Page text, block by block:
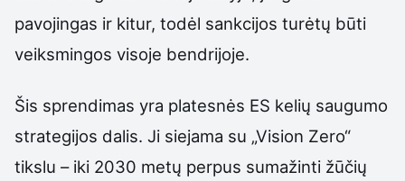
pavojingas ir kitur, todėl sankcijos turėtų būti
veiksmingos visoje bendrijoje.
Šis sprendimas yra platesnės ES kelių saugumo
strategijos dalis. Ji siejama su „Vision Zero“
tikslu – iki 2030 metų perpus sumažinti žūčių